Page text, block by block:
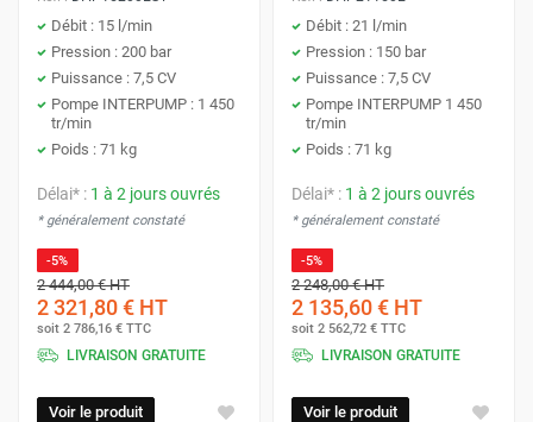
Débit : 15 l/min
Pression : 200 bar
Puissance : 7,5 CV
Pompe INTERPUMP : 1 450
tr/min
Poids : 71 kg
Délai* : 1 à 2 jours ouvrés
* généralement constaté
-5%
2 444,00 €HT
2 321,80 € HT
soit 2 786,16 € TTC
LIVRAISON GRATUITE
Voir le produit
Débit : 21 l/min
Pression : 150 bar
Puissance : 7,5 CV
Pompe INTERPUMP 1 450
tr/min
Poids : 71 kg
Délai* : 1 à 2 jours ouvrés
* généralement constaté
-5%
2 248,00 €HT
2 135,60 € HT
soit 2 562,72 € TTC
LIVRAISON GRATUITE
Voir le produit